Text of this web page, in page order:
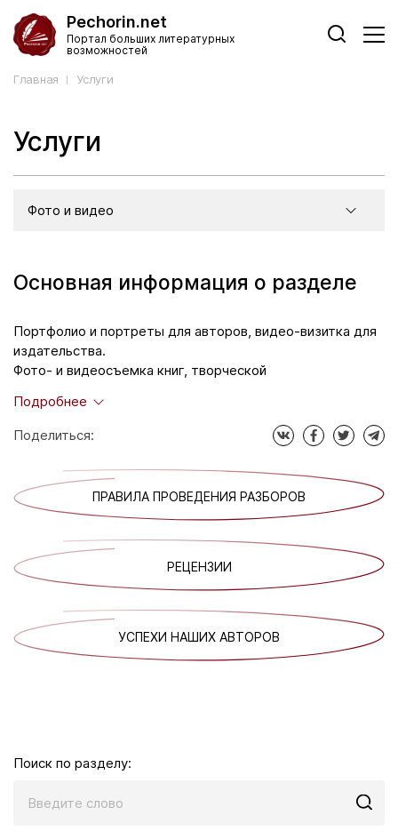
Pechorin.net
Портал больших литературных
возможностей
Главная Услуги
Услуги
Фото и видео
Основная информация о разделе
Портфолио и портреты для авторов, видео-визитка для
издательства.
Фото- и видеосъемка книг, творческой
Трейлер к книге. Запись интервью.
Все для получения качественного визуального контента.
Подробнее
Поделиться:
ПРАВИЛА ПРОВЕДЕНИЯ РАЗБОРОВ
РЕЦЕНЗИИ
УСПЕХИ НАШИХ АВТОРОВ
Поиск по разделу: